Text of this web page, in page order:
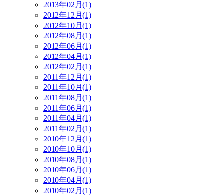
2013年02月(1)
2012年12月(1)
2012年10月(1)
2012年08月(1)
2012年06月(1)
2012年04月(1)
2012年02月(1)
2011年12月(1)
2011年10月(1)
2011年08月(1)
2011年06月(1)
2011年04月(1)
2011年02月(1)
2010年12月(1)
2010年10月(1)
2010年08月(1)
2010年06月(1)
2010年04月(1)
2010年02月(1)